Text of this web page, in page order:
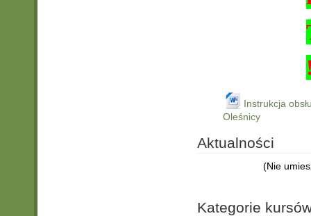
Instrukcja
Oleśnicy
Aktualności
(Nie
Kategorie